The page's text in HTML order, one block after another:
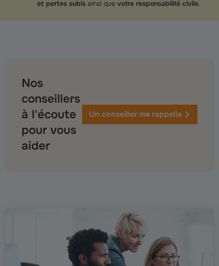
et pertes subis ainsi que votre responsabilité civile.
Nos
conseillers
à l'écoute
pour vous
aider
Un conseiller me rappelle